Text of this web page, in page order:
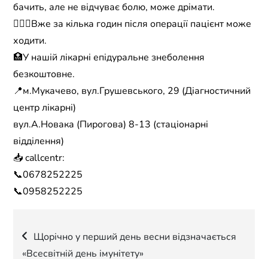
бачить, але не відчуває болю, може дрімати.
🚶🏻‍♂️Вже за кілька годин після операції пацієнт може
ходити.
🏥У нашій лікарні епідуральне знеболення
безкоштовне.
📍м.Мукачево, вул.Грушевського, 29 (Діагностичний
центр лікарні)
вул.А.Новака (Пирогова) 8-13 (стаціонарні
відділення)
📥 callcentr:
📞0678252225
📞0958252225
Навігація
Щорічно у перший день весни відзначається
«Всесвітній день імунітету»